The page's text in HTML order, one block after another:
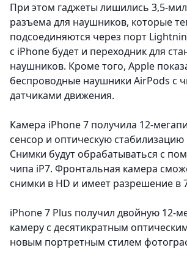
При этом гаджеты лишились 3,5-
разъема для наушников, которые
подсоединяются через порт
с iPhone будет и переходник для
наушников. Кроме того, Apple
беспроводные наушники AirPods с
датчиками движения.
Камера iPhone 7 получила 12-
сенсор и оптическую
Снимки будут обрабатываться с
чипа iP7. Фронтальная камера
снимки в HD и имеет разрешение в
iPhone 7 Plus получил двойную 12-
камеру с десятикратным
новым портретным стилем